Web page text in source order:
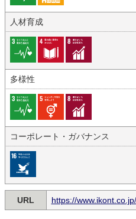
人材育成
多様性
コーポレート・ガバナンス
URL https://